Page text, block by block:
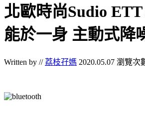
北歐時尚Sudio
能於一身 主動式降
Written by // 荔枝孖媽 2020.05.07 瀏覽次